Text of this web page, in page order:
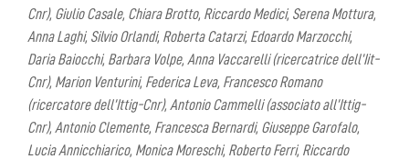
Cnr), Giulio Casale, Chiara Brotto, Riccardo Medici, Serena Mottura,
Anna Laghi, Silvio Orlandi, Roberta Catarzi, Edoardo Marzocchi,
Daria Baiocchi, Barbara Volpe, Anna Vaccarelli (ricercatrice dell’Iit-
Cnr), Marion Venturini, Federica Leva, Francesco Romano
(ricercatore dell’Ittig-Cnr), Antonio Cammelli (associato all’Ittig-
Cnr), Antonio Clemente, Francesca Bernardi, Giuseppe Garofalo,
Lucia Annicchiarico, Monica Moreschi, Roberto Ferri, Riccardo